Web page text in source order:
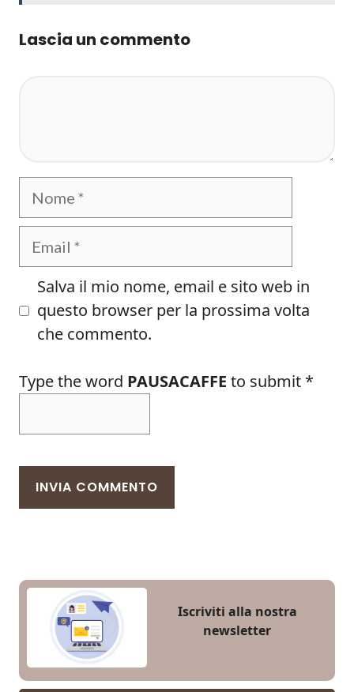
Lascia un commento
Nome
Email
Salva il mio nome, email e sito web in
questo browser per la prossima volta
che commento.
Type the word PAUSACAFFE to submit *
Iscriviti alla nostra
newsletter